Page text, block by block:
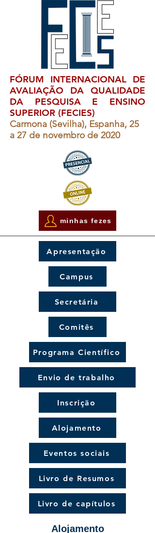
FÓRUM INTERNACIONAL DE
AVALIAÇÃO DA QUALIDADE
DA PESQUISA E ENSINO
SUPERIOR (FECIES)
Carmona (Sevilha), Espanha, 25
a 27 de novembro de 2020
minhas fezes
Apresentação
Campus
Secretária
Comitês
Programa Científico
Envio de trabalho
Inscrição
Alojamento
Eventos sociais
Livro de Resumos
Livro de capítulos
Alojamento